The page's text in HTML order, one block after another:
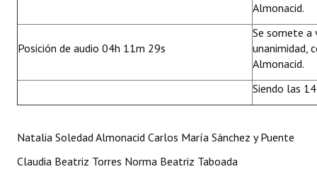
Almonacid.
Posición de audio 04h 11m 29s
Se somete a
unanimidad,
Almonacid.
Siendo las
Natalia Soledad Almonacid Carlos María Sánchez y Puente
Claudia Beatriz Torres Norma Beatriz Taboada